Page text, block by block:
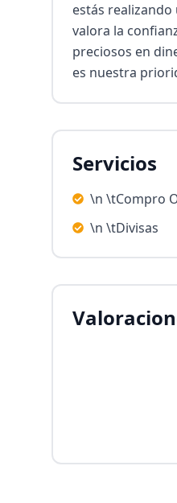
estás
valora la
preciosos en
es nuestra
Servicios
\n \tCompro
\n \tDivisas